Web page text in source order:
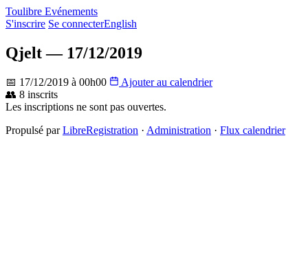
Toulibre Evénements
S'inscrire Se connecterEnglish
Qjelt — 17/12/2019
📅 17/12/2019 à 00h00
Ajouter au calendrier
👥 8 inscrits
Les inscriptions ne sont pas ouvertes.
Propulsé parLibreRegistration · Administration · Flux calendrier